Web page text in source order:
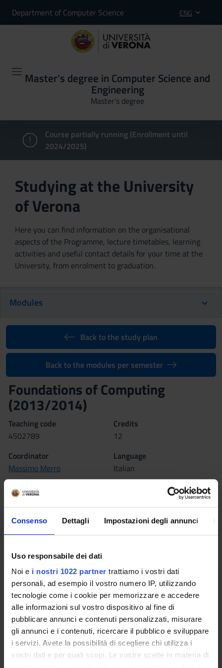
Consenso Dettagli Impostazioni degli annunci
Uso responsabile dei dati
Noi e i nostri 1022 partner trattiamo i vostri dati
personali, ad esempio il vostro numero IP, utilizzando
tecnologie come i cookie per memorizzare e accedere
alle informazioni sul vostro dispositivo al fine di
pubblicare annunci e contenuti personalizzati, misurare
gli annunci e i contenuti, ricercare il pubblico e sviluppare
i servizi. Avete la possibilità di scegliere chi utilizza i
vostri dati e per quali scopi. Le vostre scelte in materia di
Department of Computer Science ENG
Master's degree in Computer Science and
Engineering
Master’s degree
Course partially running (Enrollment until
2024/2025)
Studying at the University
of Verona
Here you can find information on the organisational
aspects of the Programme, lecture timetables, learning
activities and useful contact details for your time at the
University, from enrolment to graduation.
Modules
Back to the study plan
Back to the modules per semester
Foundations of Computing
(2013/2014)
Teaching code
4S02789
Credits
12
Coordinator
Massimo Merro
Language
Italian
Location
VERONA
The teaching is organized as follows:
LINGUAGGI
Credits
6
Period
I semestre
Location
VERONA
Academic staff
Massimo Merro